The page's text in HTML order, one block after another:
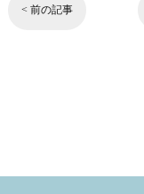
< 前の記事